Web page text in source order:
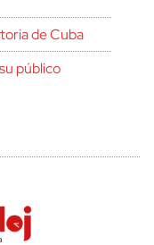
de Cuba
público